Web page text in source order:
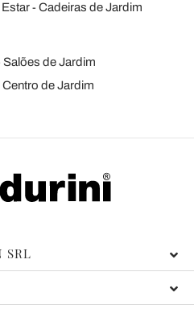
Cadeiras de Jardim
Salões de Jardim
de Jardim
SRL